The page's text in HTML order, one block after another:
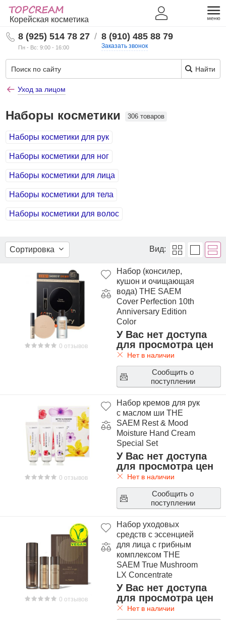
Корейская косметика
8 (925) 514 78 27
Пн - Вс: 9:00 - 16:00
/ 8 (910) 485 88 79
Заказать звонок
Найти
Уход за лицом
Наборы косметики 306 товаров
Наборы косметики для рук
Наборы косметики для ног
Наборы косметики для лица
Наборы косметики для тела
Наборы косметики для волос
Сортировка Вид:
0 отзывов
Набор (консилер,
кушон и очищающая
вода) THE SAEM
Cover Perfection 10th
Anniversary Edition
Color
У Вас нет доступа
для просмотра цен
Нет в наличии
Сообщить о
поступлении
0 отзывов
Набор кремов для рук
с маслом ши THE
SAEM Rest & Mood
Moisture Hand Cream
Special Set
У Вас нет доступа
для просмотра цен
Нет в наличии
Сообщить о
поступлении
0 отзывов
Набор уходовых
средств с эссенцией
для лица с грибным
комплексом THE
SAEM True Mushroom
LX Concentrate
Essence Special Set
У Вас нет доступа
для просмотра цен
Нет в наличии